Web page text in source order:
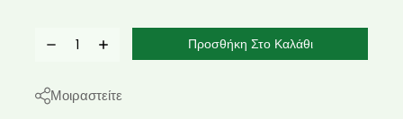
Προσθήκη Στο Καλάθι
Μοιραστείτε